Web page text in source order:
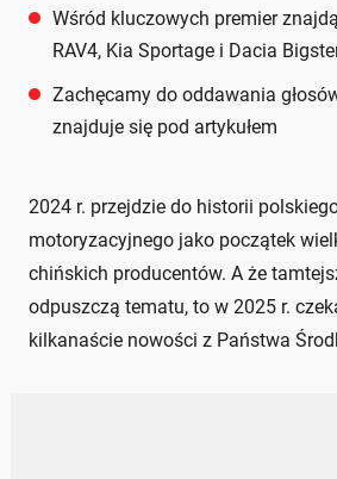
Wśród kluczowych premier
RAV4, Kia Sportage i Dacia
Zachęcamy do oddawania
znajduje się pod artykułem
2024 r. przejdzie do historii
motoryzacyjnego jako początek
chińskich producentów. A że
odpuszczą tematu, to w 2025 r.
kilkanaście nowości z Państwa